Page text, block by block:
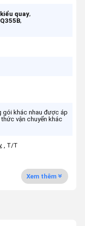
quay,
,
gói khác nhau được áp
vận chuyển khác
, T/T
Xem thêm